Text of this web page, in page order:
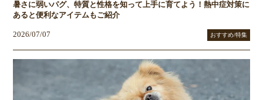
暑さに弱いパグ、特質と性格を知って上手に育てよう！熱中症対策に
あると便利なアイテムもご紹介
2026/07/07 おすすめ/特集